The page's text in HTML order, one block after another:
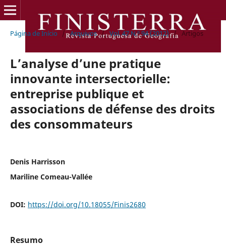
Página de Início / Arquivos / Vol. 47 N.º 94 (2012) / Artigos
L’analyse d’une pratique
innovante intersectorielle:
entreprise publique et
associations de défense des droits
des consommateurs
Denis Harrisson
Mariline Comeau-Vallée
DOI: https://doi.org/10.18055/Finis2680
Resumo